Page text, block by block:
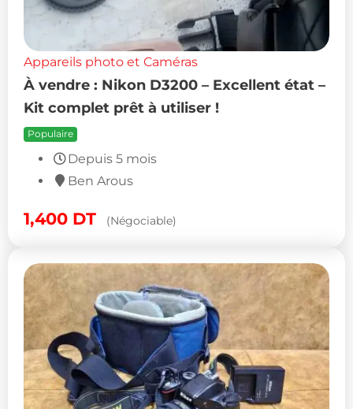
Appareils photo et Caméras
À vendre : Nikon D3200 – Excellent état –
Kit complet prêt à utiliser !
Populaire
Depuis 5 mois
Ben Arous
1,400 DT (Négociable)